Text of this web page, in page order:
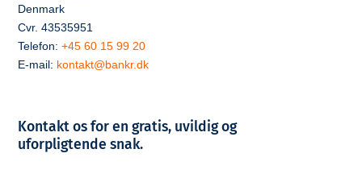
Denmark
Cvr. 43535951
Telefon:+45 60 15 99 20
E-mail: kontakt@bankr.dk
Kontakt os for en gratis, uvildig og
uforpligtende snak.